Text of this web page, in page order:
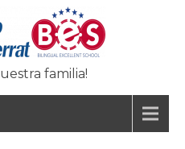
familia!